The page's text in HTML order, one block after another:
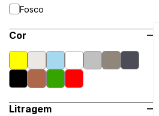
Fosco
Cor
Litragem